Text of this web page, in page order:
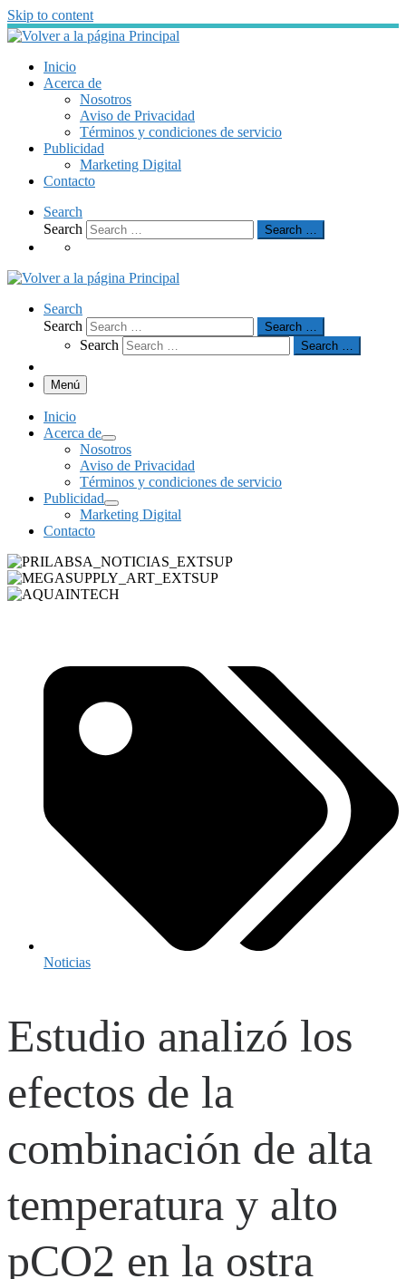
Skip to content
Inicio
Acerca de
Nosotros
Aviso de Privacidad
Términos y condiciones de servicio
Publicidad
Marketing Digital
Contacto
Search
Search
Search …
Search
Search
Search …
Search Search …
Menú
Inicio
Acerca de
Nosotros
Aviso de Privacidad
Términos y condiciones de servicio
Publicidad
Marketing Digital
Contacto
Noticias
Estudio analizó los
efectos de la
combinación de alta
temperatura y alto
pCO2 en la ostra